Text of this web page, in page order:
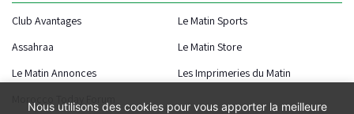
Club Avantages
Le Matin Sports
Assahraa
Le Matin Store
Le Matin Annonces
Les Imprimeries du Matin
Morocco Today Forum
Nous utilisons des cookies pour vous apporter la meilleure